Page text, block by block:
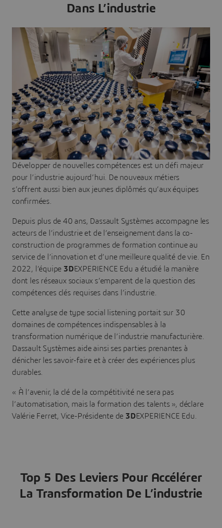
Dans L’industrie
Développer de nouvelles compétences est un défi majeur
pour l’industrie aujourd’hui. De nouveaux métiers
s’offrent aussi bien aux jeunes diplômés qu’aux équipes
confirmées.
Depuis plus de 40 ans, Dassault Systèmes accompagne les
acteurs de l’industrie et de l’enseignement dans la co-
construction de programmes de formation continue au
service de l’innovation et d’une meilleure qualité de vie. En
2022, l’équipe 3DEXPERIENCE Edu a étudié la manière
dont les réseaux sociaux s’emparent de la question des
compétences clés requises dans l’industrie.
Cette analyse de type social listening portait sur 30
domaines de compétences indispensables à la
transformation numérique de l’industrie manufacturière.
Dassault Systèmes aide ainsi ses parties prenantes à
dénicher les savoir-faire et à créer des expériences plus
durables.
« À l’avenir, la clé de la compétitivité ne sera pas
l’automatisation, mais la formation des talents », déclare
Valérie Ferret, Vice-Présidente de 3DEXPERIENCE Edu.
Top 5 Des Leviers Pour Accélérer
La Transformation De L’industrie